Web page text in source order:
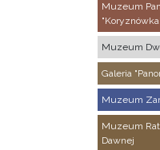
Muzeum
Muzeum
Galeria
Muzeum
Muzeum
Dawnej